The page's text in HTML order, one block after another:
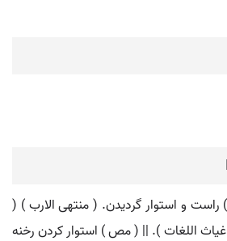
و استوار گردیدن. ( منتهی الارب ) (
اللغات ). || ( مص ) استوار کردن رخنه